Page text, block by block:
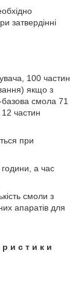
затвердінні
100 частин
якщо з
базова смола 71
частин
при
години, а час
смоли з
апаратів для
и с т и к и